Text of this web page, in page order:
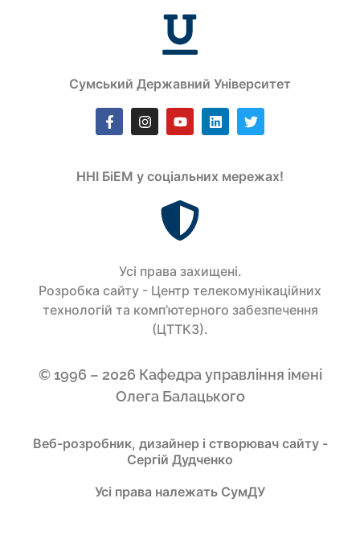
Сумський Державний Університет
ННІ БіЕМ у соціальних мережах!
Усi права захищенi.
Розробка сайту - Центр телекомунікаційних
технологій та комп’ютерного забезпечення
(ЦТТКЗ).
© 1996 – 2026 Кафедра управління імені
Олега Балацького
Веб-розробник, дизайнер і створювач сайту -
Сергій Дудченко
Усі права належать СумДУ